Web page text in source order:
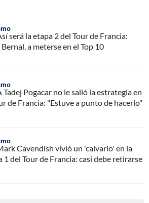
será la etapa 2 del Tour de Francia:
Bernal, a meterse en el Top 10
Tadej Pogacar no le salió la estrategia en
de Francia: "Estuve a punto de hacerlo"
Cavendish vivió un 'calvario' en la
1 del Tour de Francia: casi debe retirarse